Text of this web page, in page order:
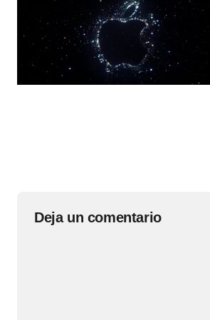
Deja un comentario